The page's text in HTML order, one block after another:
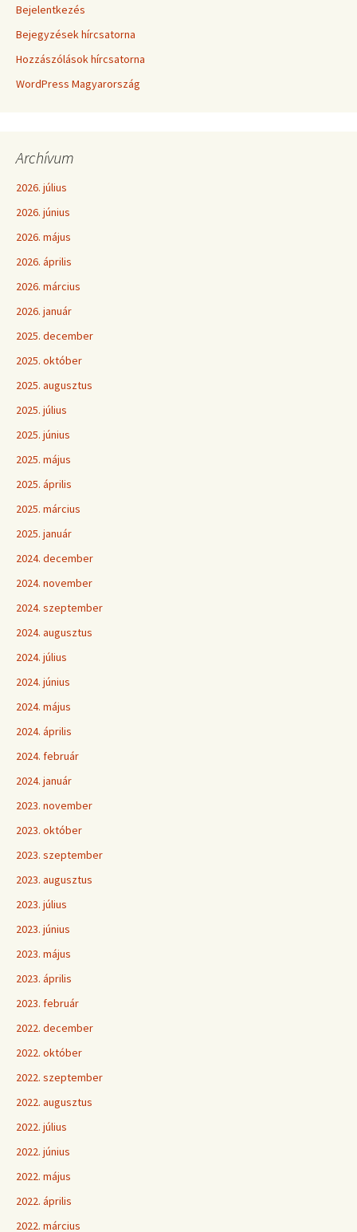
Bejelentkezés
Bejegyzések hírcsatorna
Hozzászólások hírcsatorna
WordPress Magyarország
Archívum
2026. július
2026. június
2026. május
2026. április
2026. március
2026. január
2025. december
2025. október
2025. augusztus
2025. július
2025. június
2025. május
2025. április
2025. március
2025. január
2024. december
2024. november
2024. szeptember
2024. augusztus
2024. július
2024. június
2024. május
2024. április
2024. február
2024. január
2023. november
2023. október
2023. szeptember
2023. augusztus
2023. július
2023. június
2023. május
2023. április
2023. február
2022. december
2022. október
2022. szeptember
2022. augusztus
2022. július
2022. június
2022. május
2022. április
2022. március